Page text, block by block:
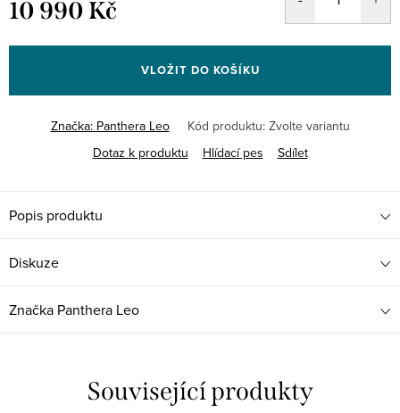
10 990 Kč
cena:
VLOŽIT DO KOŠÍKU
Značka: Panthera Leo Kód produktu: Zvolte variantu
Dotaz k produktu
Hlídací pes Sdílet
Popis produktu
Diskuze
Značka Panthera Leo
Související produkty